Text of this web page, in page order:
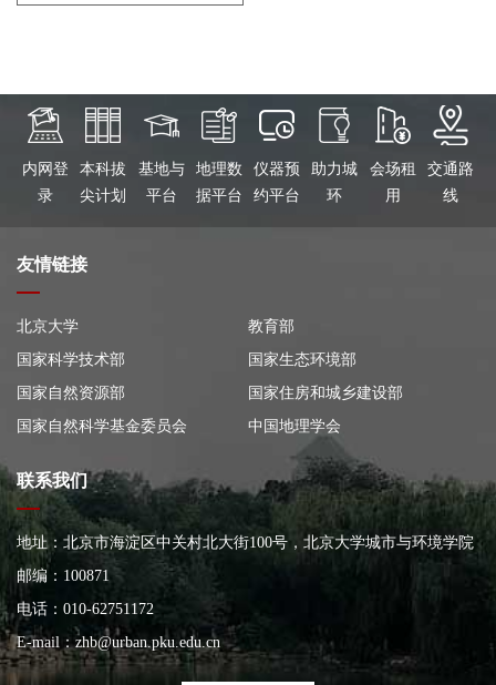
内网登
录
本科拔
尖计划
基地与
平台
地理数
据平台
仪器预
约平台
助力城
环
会场租
用
交通路
线
友情链接
北京大学
教育部
国家科学技术部
国家生态环境部
国家自然资源部
国家住房和城乡建设部
国家自然科学基金委员会
中国地理学会
联系我们
地址：北京市海淀区中关村北大街100号，北京大学城市与环境学院
大楼
邮编：100871
电话：010-62751172
E-mail： zhb@urban.pku.edu.cn